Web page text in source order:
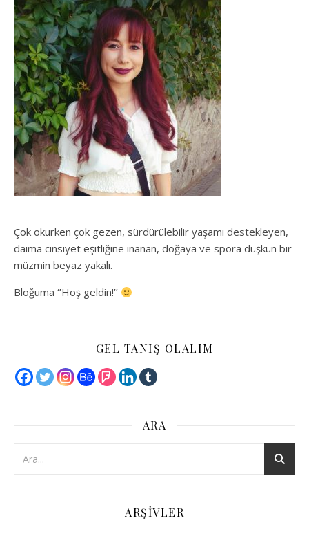
Çok okurken çok gezen, sürdürülebilir yaşamı destekleyen,
daima cinsiyet eşitliğine inanan, doğaya ve spora düşkün bir
müzmin beyaz yakalı.
Bloğuma ‘’Hoş geldin!’’
GEL TANIŞ OLALIM
ARA
ARŞIVLER